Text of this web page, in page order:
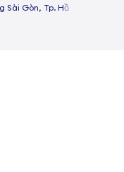
Sài Gòn, Tp. Hồ